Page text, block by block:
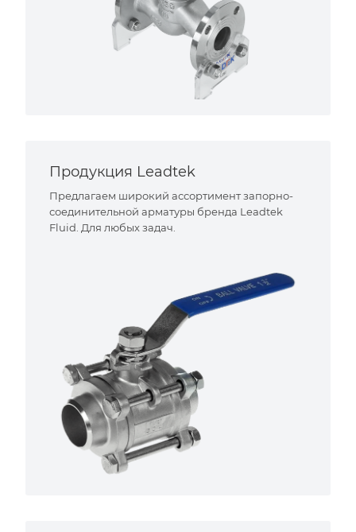
Продукция Leadtek
Предлагаем широкий ассортимент запорно-
соединительной арматуры бренда Leadtek
Fluid. Для любых задач.